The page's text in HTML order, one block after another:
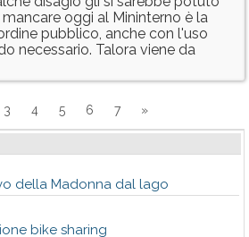
oggi al Mininterno è la
pubblico, anche con l'uso
necessario. Talora viene da
3 4 5 6 7 »
della Madonna dal lago
bike sharing